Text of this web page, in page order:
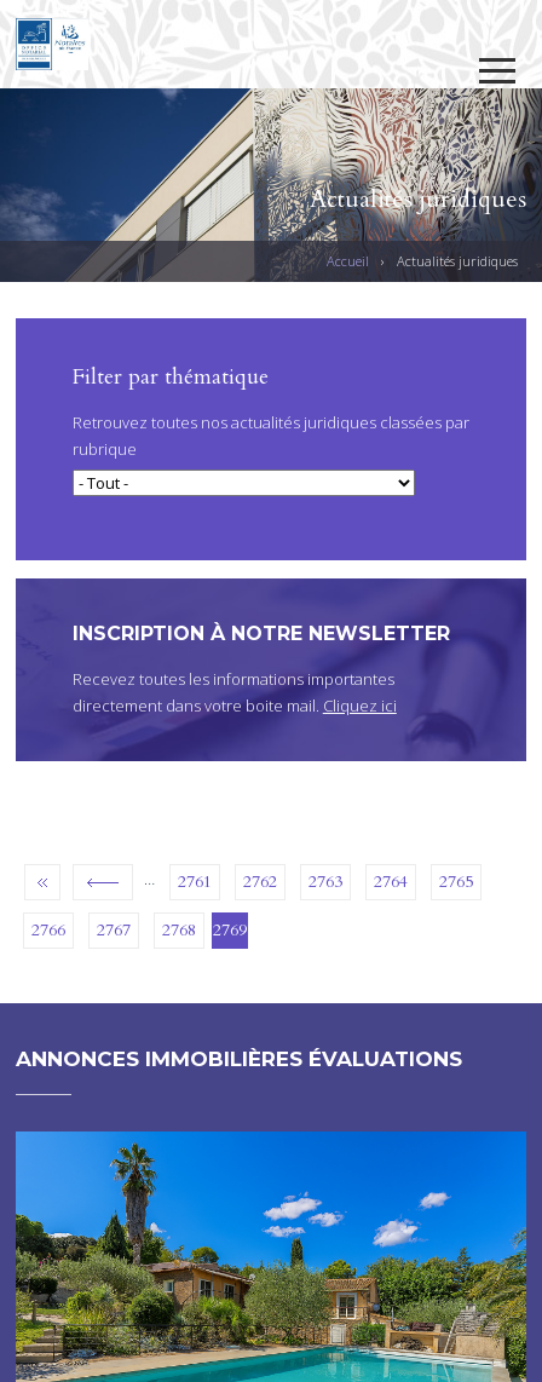
Actualités juridiques
C
Accueil › Actualités juridiques
Filter par thématique
Retrouvez toutes nos actualités juridiques classées par
rubrique
INSCRIPTION À NOTRE NEWSLETTER
Recevez toutes les informations importantes
directement dans votre boite mail. Cliquez ici
PAGES
… 2761 2762 2763 2764 2765
2766 2767 2768 2769
ANNONCES IMMOBILIÈRES ÉVALUATIONS